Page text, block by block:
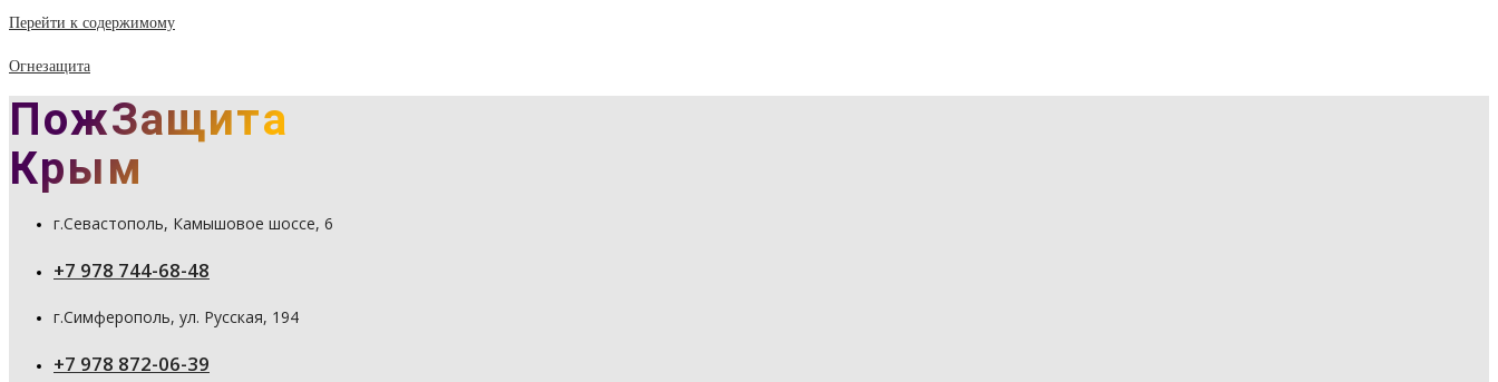
Перейти к содержимому
Огнезащита
ПожЗащита
Крым
г.Севастополь, Камышовое шоссе, 6
+7 978 744-68-48
г.Симферополь, ул. Русская, 194
+7 978 872-06-39